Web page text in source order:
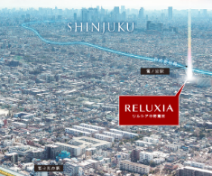
デザイン
設備仕様